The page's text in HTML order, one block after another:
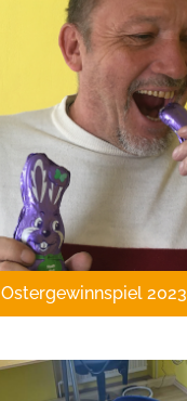
Ostergewinnspiel 2023